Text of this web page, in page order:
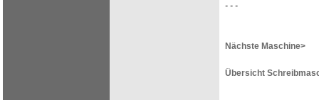
- - -
Nächste Maschine>
Übersicht